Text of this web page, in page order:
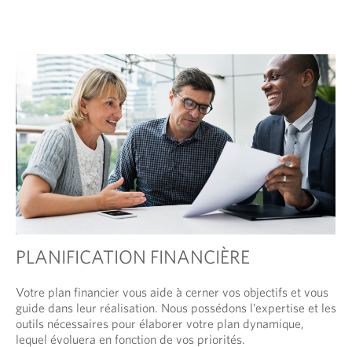
PLANIFICATION FINANCIÈRE
Votre plan financier vous aide à cerner vos objectifs et vous
guide dans leur réalisation. Nous possédons l’expertise et les
outils nécessaires pour élaborer votre plan dynamique,
lequel évoluera en fonction de vos priorités.